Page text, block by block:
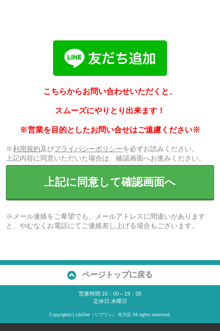
こちらからお問い合わせいただくと、
スムーズにやりとり出来ます！
※営業を目的としたお問い合せはご遠慮ください※
※利用規約及びプライバシーポリシーを必ずお読みください。
上記内容に同意いただいた場合は、確認画面へお進みください。
上記に同意して確認画面へ
※メール連絡をご希望でも、メールアドレスに間違いがあります
と、やむなくお電話にてご連絡差し上げる場合もございます。
ページトップに戻る
営業時間:10：00～19：00
定休日:水曜日
Copyright(c) LibOne（リブワン） 市川店 All rights reserved.